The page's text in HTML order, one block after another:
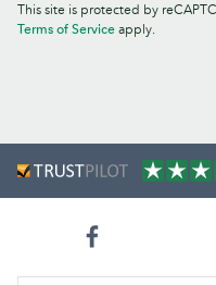
This site is protected by
Terms of Service apply.